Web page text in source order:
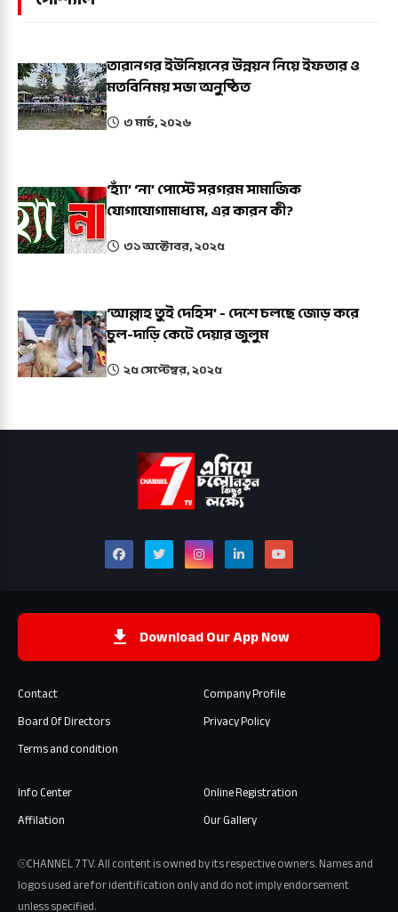
তারানগর ইউনিয়নের উন্নয়ন নিয়ে ইফতার ও
মতবিনিময় সভা অনুষ্ঠিত
৩ মার্চ, ২০২৬
‘হ্যাঁ’ ‘না’ পোস্টে সরগরম সামাজিক
যোগাযোগামাধ্যম, এর কারন কী?
৩১ অক্টোবর, ২০২৫
‘আল্লাহ তুই দেহিস’ - দেশে চলছে জোড় করে
চুল-দাড়ি কেটে দেয়ার জুলুম
২৫ সেপ্টেম্বর, ২০২৫
Download Our App Now
Contact
Company Profile
Board Of Directors
Privacy Policy
Terms and condition
Info Center
Online Registration
Affilation
Our Gallery
⦾CHANNEL 7 TV. All content is owned by its respective owners. Names and
logos used are for identification only and do not imply endorsement
unless specified.